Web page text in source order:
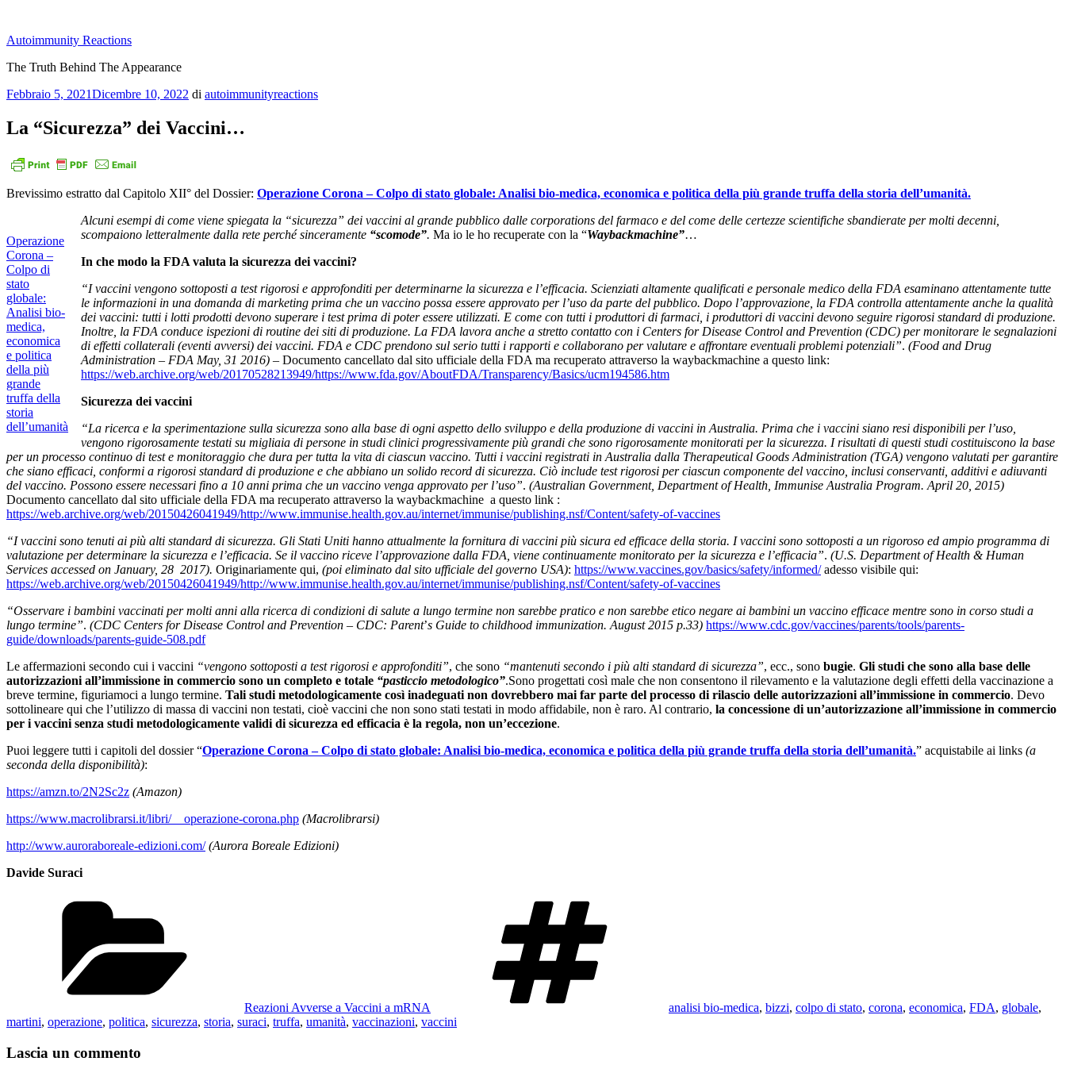
contenuto
Autoimmunity Reactions
The Truth Behind The Appearance
Pubblicato
Febbraio 5, 2021Dicembre 10, 2022 di autoimmunityreactions
La “Sicurezza” dei Vaccini…
Brevissimo estratto dal Capitolo XII° del Dossier: Operazione Corona – Colpo di stato globale: Analisi bio-medica, economica e politica della più grande truffa della storia dell’umanità.
Operazione
Corona –
Colpo di
stato
globale:
Analisi bio-
medica,
economica
e politica
della più
grande
truffa della
storia
dell’umanità
Alcuni esempi di come viene spiegata la “sicurezza” dei vaccini al grande pubblico dalle corporations del farmaco e del come delle certezze scientifiche sbandierate per molti decenni,
scompaiono letteralmente dalla rete perché sinceramente “scomode”. Ma io le ho recuperate con la “Waybackmachine”…
In che modo la FDA valuta la sicurezza dei vaccini?
“I vaccini vengono sottoposti a test rigorosi e approfonditi per determinarne la sicurezza e l’efficacia. Scienziati altamente qualificati e personale medico della FDA esaminano attentamente tutte
le informazioni in una domanda di marketing prima che un vaccino possa essere approvato per l’uso da parte del pubblico. Dopo l’approvazione, la FDA controlla attentamente anche la qualità
dei vaccini: tutti i lotti prodotti devono superare i test prima di poter essere utilizzati. E come con tutti i produttori di farmaci, i produttori di vaccini devono seguire rigorosi standard di produzione.
Inoltre, la FDA conduce ispezioni di routine dei siti di produzione. La FDA lavora anche a stretto contatto con i Centers for Disease Control and Prevention (CDC) per monitorare le segnalazioni
di effetti collaterali (eventi avversi) dei vaccini. FDA e CDC prendono sul serio tutti i rapporti e collaborano per valutare e affrontare eventuali problemi potenziali”. (Food and Drug
Administration – FDA May, 31 2016) – Documento cancellato dal sito ufficiale della FDA ma recuperato attraverso la waybackmachine a questo link:
https://web.archive.org/web/20170528213949/https://www.fda.gov/AboutFDA/Transparency/Basics/ucm194586.htm
Sicurezza dei vaccini
“La ricerca e la sperimentazione sulla sicurezza sono alla base di ogni aspetto dello sviluppo e della produzione di vaccini in Australia. Prima che i vaccini siano resi disponibili per l’uso,
vengono rigorosamente testati su migliaia di persone in studi clinici progressivamente più grandi che sono rigorosamente monitorati per la sicurezza. I risultati di questi studi costituiscono la base
per un processo continuo di test e monitoraggio che dura per tutta la vita di ciascun vaccino. Tutti i vaccini registrati in Australia dalla Therapeutical Goods Administration (TGA) vengono valutati per garantire
che siano efficaci, conformi a rigorosi standard di produzione e che abbiano un solido record di sicurezza. Ciò include test rigorosi per ciascun componente del vaccino, inclusi conservanti, additivi e adiuvanti
del vaccino. Possono essere necessari fino a 10 anni prima che un vaccino venga approvato per l’uso”. (Australian Government, Department of Health, Immunise Australia Program. April 20, 2015)
Documento cancellato dal sito ufficiale della FDA ma recuperato attraverso la waybackmachine a questo link :
https://web.archive.org/web/20150426041949/http://www.immunise.health.gov.au/internet/immunise/publishing.nsf/Content/safety-of-vaccines
“I vaccini sono tenuti ai più alti standard di sicurezza. Gli Stati Uniti hanno attualmente la fornitura di vaccini più sicura ed efficace della storia. I vaccini sono sottoposti a un rigoroso ed ampio programma di
valutazione per determinare la sicurezza e l’efficacia. Se il vaccino riceve l’approvazione dalla FDA, viene continuamente monitorato per la sicurezza e l’efficacia”. (U.S. Department of Health & Human
Services accessed on January, 28 2017). Originariamente qui, (poi eliminato dal sito ufficiale del governo USA): https://www.vaccines.gov/basics/safety/informed/adesso visibile qui:
https://web.archive.org/web/20150426041949/http://www.immunise.health.gov.au/internet/immunise/publishing.nsf/Content/safety-of-vaccines
“Osservare i bambini vaccinati per molti anni alla ricerca di condizioni di salute a lungo termine non sarebbe pratico e non sarebbe etico negare ai bambini un vaccino efficace mentre sono in corso studi a
lungo termine”. (CDC Centers for Disease Control and Prevention – CDC: Parent’s Guide to childhood immunization. August 2015 p.33) https://www.cdc.gov/vaccines/parents/tools/parents-
guide/downloads/parents-guide-508.pdf
Le affermazioni secondo cui i vaccini “vengono sottoposti a test rigorosi e approfonditi”, che sono “mantenuti secondo i più alti standard di sicurezza”, ecc., sono bugie. Gli studi che sono alla base delle
autorizzazioni all’immissione in commercio sono un completo e totale “pasticcio metodologico”.Sono progettati così male che non consentono il rilevamento e la valutazione degli effetti della vaccinazione a
breve termine, figuriamoci a lungo termine. Tali studi metodologicamente così inadeguati non dovrebbero mai far parte del processo di rilascio delle autorizzazioni all’immissione in commercio. Devo
sottolineare qui che l’utilizzo di massa di vaccini non testati, cioè vaccini che non sono stati testati in modo affidabile, non è raro. Al contrario, la concessione di un’autorizzazione all’immissione in commercio
per i vaccini senza studi metodologicamente validi di sicurezza ed efficacia è la regola, non un’eccezione.
Puoi leggere tutti i capitoli del dossier “Operazione Corona – Colpo di stato globale: Analisi bio-medica, economica e politica della più grande truffa della storia dell’umanità.” acquistabile ai links (a
seconda della disponibilità):
https://amzn.to/2N2Sc2z (Amazon)
https://www.macrolibrarsi.it/libri/__operazione-corona.php (Macrolibrarsi)
http://www.auroraboreale-edizioni.com/ (Aurora Boreale Edizioni)
Davide Suraci
Reazioni Avverse a Vaccini a mRNA analisi bio-medica, bizzi, colpo di stato, corona, economica, FDA, globale,
martini, operazione, politica, sicurezza, storia, suraci, truffa, umanità, vaccinazioni, vaccini
Lascia un commento